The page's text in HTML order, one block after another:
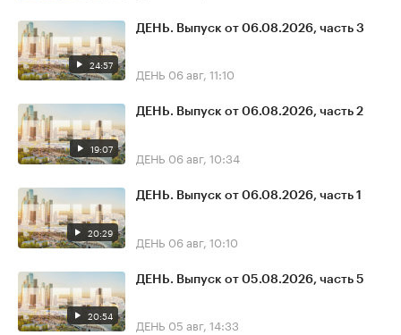
24:57
ДЕНЬ. Выпуск от 06.08.2026, часть 3
ДЕНЬ 06 авг, 11:10
19:07
ДЕНЬ. Выпуск от 06.08.2026, часть 2
ДЕНЬ 06 авг, 10:34
20:29
ДЕНЬ. Выпуск от 06.08.2026, часть 1
ДЕНЬ 06 авг, 10:10
20:54
ДЕНЬ. Выпуск от 05.08.2026, часть 5
ДЕНЬ 05 авг, 14:33